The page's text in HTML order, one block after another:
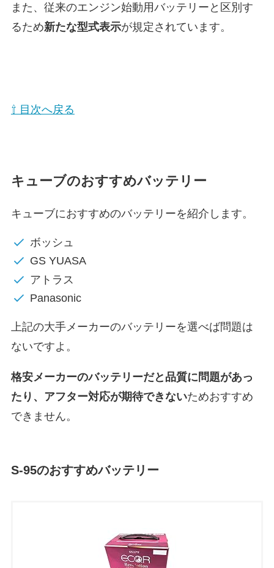
また、従来のエンジン始動用バッテリーと区別す
るため新たな型式表示が規定されています。
⇧ 目次へ戻る
キューブのおすすめバッテリー
キューブにおすすめのバッテリーを紹介します。
ボッシュ
GS YUASA
アトラス
Panasonic
上記の大手メーカーのバッテリーを選べば問題は
ないですよ。
格安メーカーのバッテリーだと 品質に問題があっ
たり、アフター対応が期待できないためおすすめ
できません。
S-95のおすすめバッテリー